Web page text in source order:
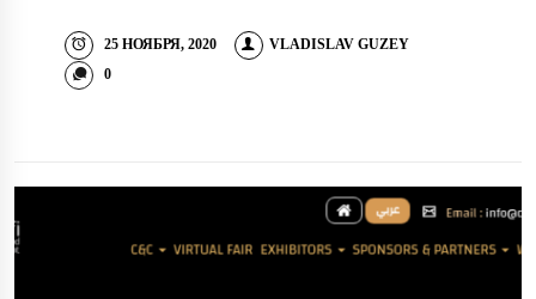
25 НОЯБРЯ, 2020
VLADISLAV GUZEY
0